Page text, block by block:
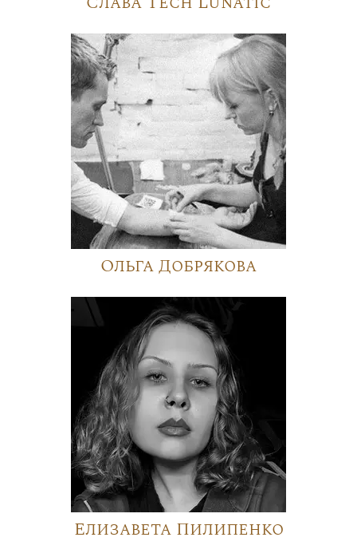
Ольга Добрякова
Елизавета Пилипенко